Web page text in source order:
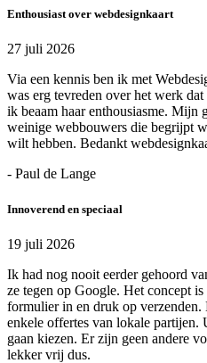
Enthousiast over webdesignkaart
27 juli 2026
Via een kennis ben ik met
was erg tevreden over het werk
ik beaam haar enthousiasme. Mijn
weinige webbouwers die begrijpt
wilt hebben. Bedankt
- Paul de Lange
Innoverend en speciaal
19 juli 2026
Ik had nog nooit eerder gehoord
ze tegen op Google. Het concept
formulier in en druk op
enkele offertes van lokale
gaan kiezen. Er zijn geen andere
lekker vrij dus.